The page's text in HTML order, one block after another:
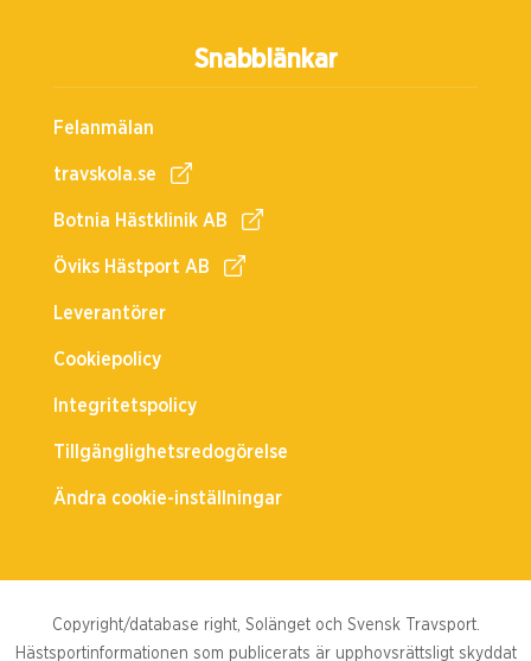
Snabblänkar
Felanmälan
travskola.se
Botnia Hästklinik AB
Öviks Hästport AB
Leverantörer
Cookiepolicy
Integritetspolicy
Tillgänglighetsredogörelse
Ändra cookie-inställningar
Copyright/database right, Solänget och Svensk Travsport.
Hästsportinformationen som publicerats är upphovsrättsligt skyddat